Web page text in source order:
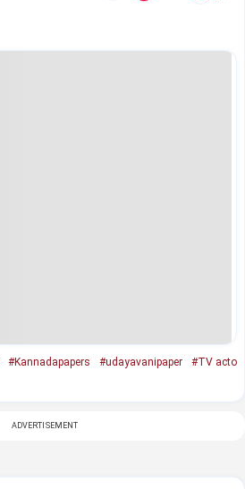
#Kannadapapers #udayavanipaper
#TV acto
ADVERTISEMENT